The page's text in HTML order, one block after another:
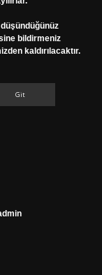
bildirmeniz
kaldırılacaktır.